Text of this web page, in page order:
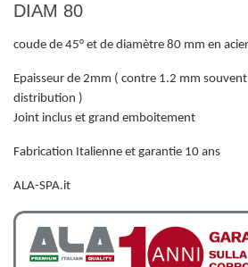
DIAM 80
coude de 45° et de diamètre 80 mm en
Epaisseur de 2mm ( contre 1.2 mm
distribution )
Joint inclus et grand emboitement
Fabrication Italienne et garantie 10 ans
ALA-SPA.it